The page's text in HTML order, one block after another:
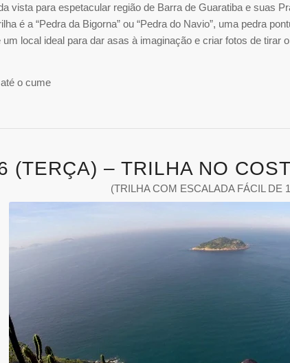
vista para espetacular região de Barra de Guaratiba e suas
é a “Pedra da Bigorna” ou “Pedra do Navio”, uma pedra
local ideal para dar asas à imaginação e criar fotos de tirar
o cume
(TERÇA) – TRILHA NO
(TRILHA COM ESCALADA FÁCIL DE